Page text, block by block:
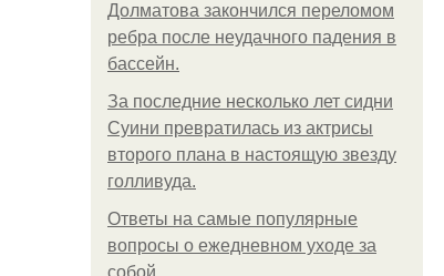
Долматова закончился переломом
ребра после неудачного падения в
бассейн.
За последние несколько лет сидни
Суини превратилась из актрисы
второго плана в настоящую звезду
голливуда.
Ответы на самые популярные
вопросы о ежедневном уходе за
собой